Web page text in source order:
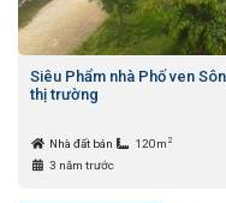
Siêu Phẩm nhà Phố ven
thị trường
Nhà đất bán 120m 2
3 năm trước